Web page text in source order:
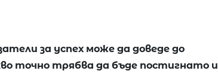
за успех може да доведе до
точно трябва да бъде постигнато и